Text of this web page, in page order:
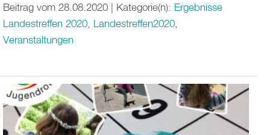
Beitrag vom 28.08.2020 | Kategorie(n): Ergebnisse
Landestreffen 2020, Landestreffen2020,
Veranstaltungen